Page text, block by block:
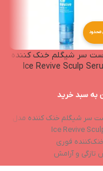
محدود
سر شیگلم خنک کننده
به سبد خرید
سر شیگلم خنک کننده مدل
Ice Revive
فوری
تازگی و آرامش
خون